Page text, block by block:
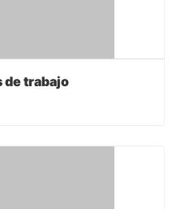
de trabajo